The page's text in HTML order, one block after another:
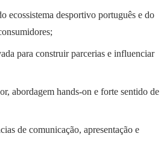
ecossistema desportivo português e do
para construir parcerias e influenciar
abordagem hands-on e forte sentido de
de comunicação, apresentação e